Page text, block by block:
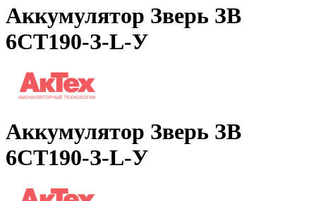
Аккумулятор Зверь ЗВ
6СТ190-З-L-У
Аккумулятор Зверь ЗВ
6СТ190-З-L-У